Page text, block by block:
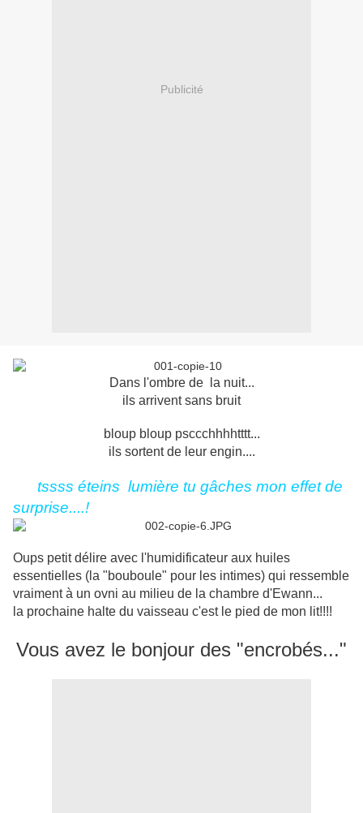
Publicité
Dans l'ombre de la nuit...
ils arrivent sans bruit
bloup bloup psccchhhhtttt...
ils sortent de leur engin....
tssss éteins lumière tu gâches mon effet de
surprise....!
Oups petit délire avec l'humidificateur aux huiles
essentielles (la "bouboule" pour les intimes) qui ressemble
vraiment à un ovni au milieu de la chambre d'Ewann...
la prochaine halte du vaisseau c'est le pied de mon lit!!!!
Vous avez le bonjour des "encrobés..."